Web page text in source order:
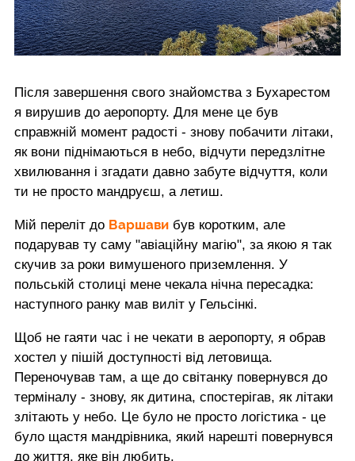
Після завершення свого знайомства з Бухарестом
я вирушив до аеропорту. Для мене це був
справжній момент радості - знову побачити літаки,
як вони піднімаються в небо, відчути передзлітне
хвилювання і згадати давно забуте відчуття, коли
ти не просто мандруєш, а летиш.
Мій переліт до Варшави був коротким, але
подарував ту саму "авіаційну магію", за якою я так
скучив за роки вимушеного приземлення. У
польській столиці мене чекала нічна пересадка:
наступного ранку мав виліт у Гельсінкі.
Щоб не гаяти час і не чекати в аеропорту, я обрав
хостел у пішій доступності від летовища.
Переночував там, а ще до світанку повернувся до
терміналу - знову, як дитина, спостерігав, як літаки
злітають у небо. Це було не просто логістика - це
було щастя мандрівника, який нарешті повернувся
до життя, яке він любить.